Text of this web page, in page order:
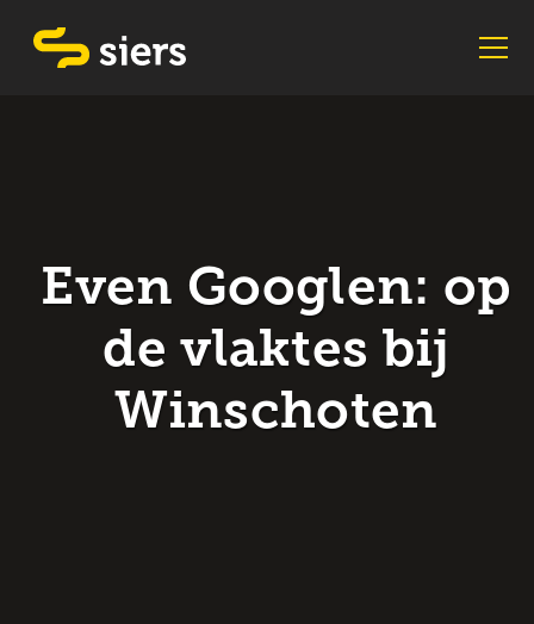
Even Googlen: op
de vlaktes bij
Winschoten